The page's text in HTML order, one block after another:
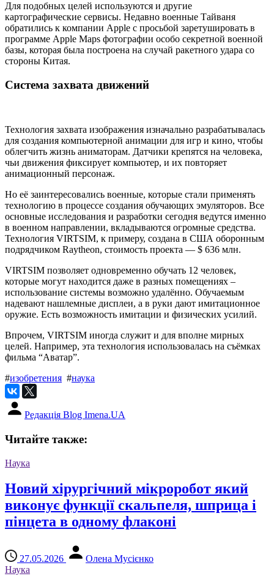
Для подобных целей используются и другие
картографические сервисы. Недавно военные Тайваня
обратились к компании Apple с просьбой заретушировать в
программе Apple Maps фотографии особо секретной военной
базы, которая была построена на случай ракетного удара со
стороны Китая.
Система захвата движений
Технология захвата изображения изначально разрабатывалась
для создания компьютерной анимации для игр и кино, чтобы
облегчить жизнь аниматорам. Датчики крепятся на человека,
чьи движения фиксирует компьютер, и их повторяет
анимационный персонаж.
Но её заинтересовались военные, которые стали применять
технологию в процессе создания обучающих эмуляторов. Все
основные исследования и разработки сегодня ведутся именно
в военном направлении, вкладываются огромные средства.
Технология VIRTSIM, к примеру, создана в США оборонным
подрядчиком Raytheon, стоимость проекта — $ 636 млн.
VIRTSIM позволяет одновременно обучать 12 человек,
которые могут находится даже в разных помещениях –
использование системы возможно удалённо. Обучаемым
надевают нашлемные дисплеи, а в руки дают имитационное
оружие. Есть возможность имитации и физических усилий.
Впрочем, VIRTSIM иногда служит и для вполне мирных
целей. Например, эта технология использовалась на съёмках
фильма “Аватар”.
#изобретения #наука
Редакція Blog Imena.UA
Читайте также:
Наука
Новий хірургічний мікроробот який
виконує функції скальпеля, шприца і
пінцета в одному флаконі
27.05.2026
Олена Мусієнко
Наука